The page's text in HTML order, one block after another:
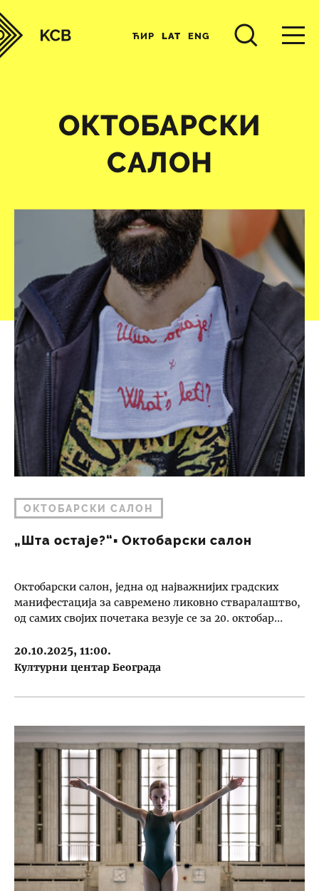
ЋИР LAT ENG
ОКТОБАРСКИ
САЛОН
ОКТОБАРСКИ САЛОН
„Шта остаје?“▪︎ Октобарски салон
Октобарски салон, једна од најважнијих градских
манифестација за савремено ликовно стваралаштво,
од самих својих почетака везује се за 20. октобар…
20.10.2025, 11:00.
Културни центар Београда